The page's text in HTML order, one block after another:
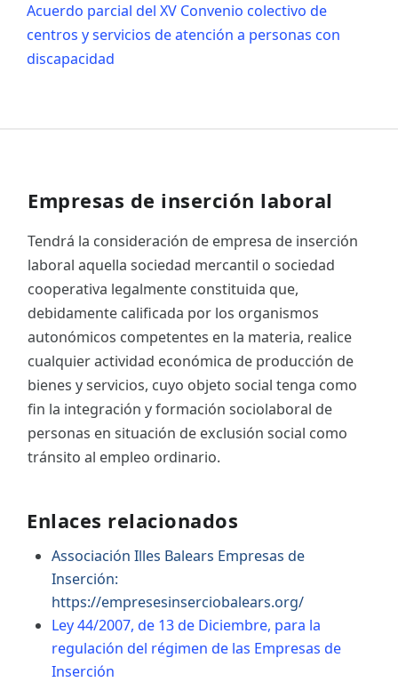
Acuerdo parcial del XV Convenio colectivo de
centros y servicios de atención a personas con
discapacidad
Empresas de inserción laboral
Tendrá la consideración de empresa de inserción
laboral aquella sociedad mercantil o sociedad
cooperativa legalmente constituida que,
debidamente calificada por los organismos
autonómicos competentes en la materia, realice
cualquier actividad económica de producción de
bienes y servicios, cuyo objeto social tenga como
fin la integración y formación sociolaboral de
personas en situación de exclusión social como
tránsito al empleo ordinario.
Enlaces relacionados
Associación Illes Balears Empresas de
Inserción:
https://empresesinserciobalears.org/
Ley 44/2007, de 13 de Diciembre, para la
regulación del régimen de las Empresas de
Inserción